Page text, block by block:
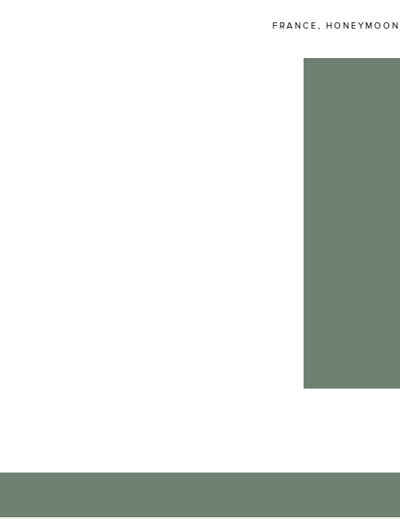
FRANCE, HONEYMOON